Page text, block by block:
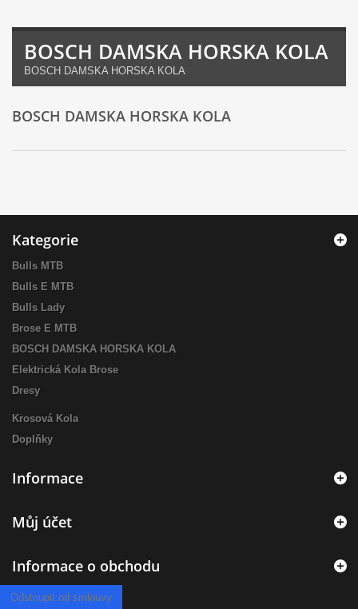
BOSCH DAMSKA HORSKA KOLA
BOSCH DAMSKA HORSKA KOLA
BOSCH DAMSKA HORSKA KOLA
Kategorie
Bulls MTB
Bulls E MTB
Bulls Lady
Brose E MTB
BOSCH DAMSKA HORSKA KOLA
Elektrická Kola Brose
Dresy
Krosová Kola
Doplňky
Informace
Můj účet
Informace o obchodu
Odstoupit od smlouvy